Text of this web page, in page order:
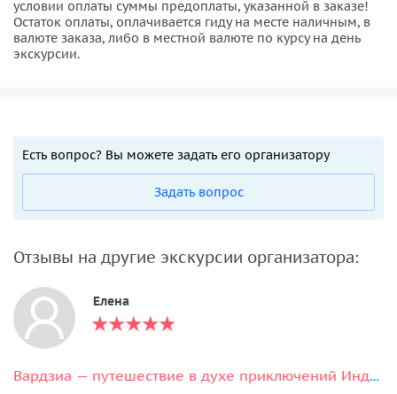
условии оплаты суммы предоплаты, указанной в заказе!
Остаток оплаты, оплачивается гиду на месте наличным, в
валюте заказа, либо в местной валюте по курсу на день
экскурсии.
Есть вопрос? Вы можете задать его организатору
Задать вопрос
Отзывы на другие экскурсии организатора:
Елена
Вардзиа — путешествие в духе приключений Индианы Джонса